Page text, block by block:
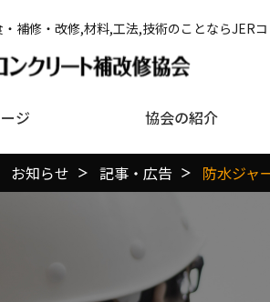
補修・改修,材料,工法,技術のことならJER
ジ 協会の紹介
お知らせ 記事・広告 防水ジャ